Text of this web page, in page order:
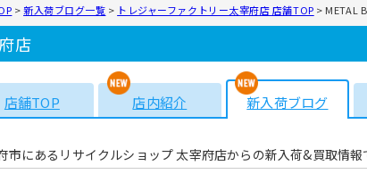
>新入荷ブログ一覧 > トレジャーファクトリー太宰府店 店舗TOP > METAL
店
店舗TOP 店内紹介 新入荷ブログ
市にあるリサイクルショップ 太宰府店からの新入荷&買取情報